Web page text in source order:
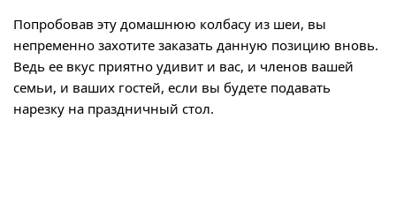
Попробовав эту домашнюю колбасу из шеи, вы
непременно захотите заказать данную позицию вновь.
Ведь ее вкус приятно удивит и вас, и членов вашей
семьи, и ваших гостей, если вы будете подавать
нарезку на праздничный стол.